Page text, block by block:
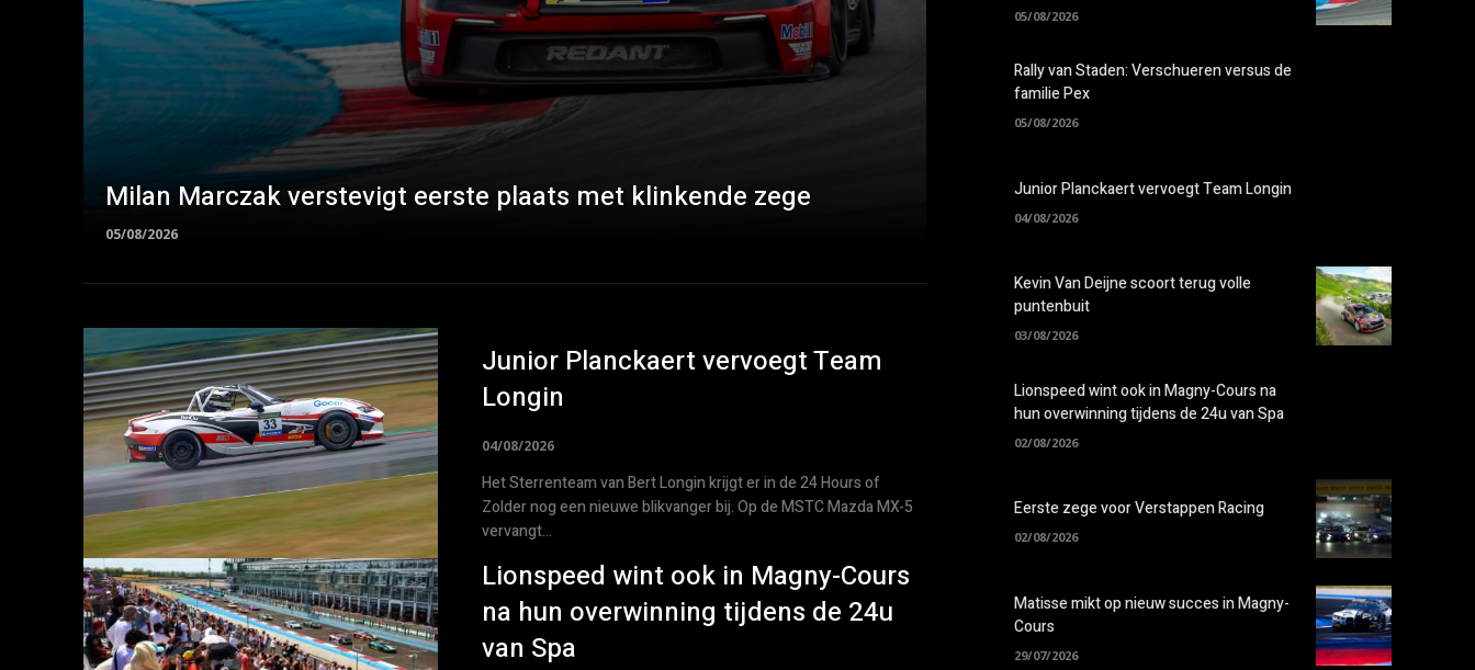
Milan Marczak verstevigt eerste plaats met klinkende zege
05/08/2026
Junior Planckaert vervoegt Team
Longin
04/08/2026
Het Sterrenteam van Bert Longin krijgt er in de 24 Hours of
Zolder nog een nieuwe blikvanger bij. Op de MSTC Mazda MX-5
vervangt...
Lionspeed wint ook in Magny-Cours
na hun overwinning tijdens de 24u
van Spa
05/08/2026
Rally van Staden: Verschueren versus de
familie Pex
05/08/2026
Junior Planckaert vervoegt Team Longin
04/08/2026
Kevin Van Deijne scoort terug volle
puntenbuit
03/08/2026
Lionspeed wint ook in Magny-Cours na
hun overwinning tijdens de 24u van Spa
02/08/2026
Eerste zege voor Verstappen Racing
02/08/2026
Matisse mikt op nieuw succes in Magny-
Cours
29/07/2026